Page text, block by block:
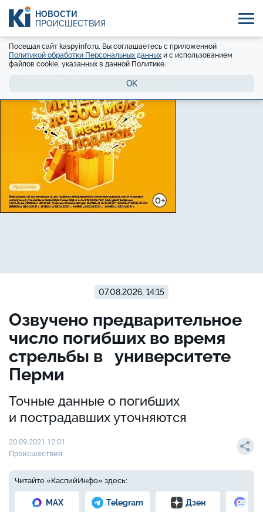
НОВОСТИ
ПРОИСШЕСТВИЯ
Посещая сайт kaspyinfo.ru, Вы соглашаетесь с приложенной
Политикой обработки Персональных данных и с использованием
файлов cookie, указанных в данной Политике.
OK
07.08.2026, 14:15
Озвучено предварительное
число погибших во время
стрельбы в университете
Перми
Точные данные о погибших
и пострадавших уточняются
20.09.2021 12:01
Происшествия
Читайте «КаспийИнфо» здесь:
MAX Telegram Дзен